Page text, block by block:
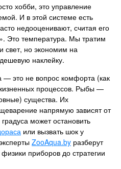
хобби, это управление
И в этой системе есть
недооценивают, считая его
Это температура. Мы тратим
свет, но экономим на
наклейку.
это не вопрос комфорта (как
процессов. Рыбы —
существа. Их
напрямую зависят от
может остановить
или вызвать шок у
ZooAqua.by разберут
приборов до стратегии